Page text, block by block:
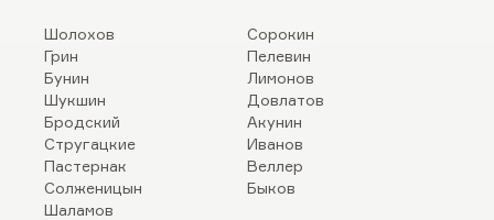
Шолохов
Грин
Бунин
Шукшин
Бродский
Стругацкие
Пастернак
Солженицын
Шаламов
Сорокин
Пелевин
Лимонов
Довлатов
Акунин
Иванов
Веллер
Быков